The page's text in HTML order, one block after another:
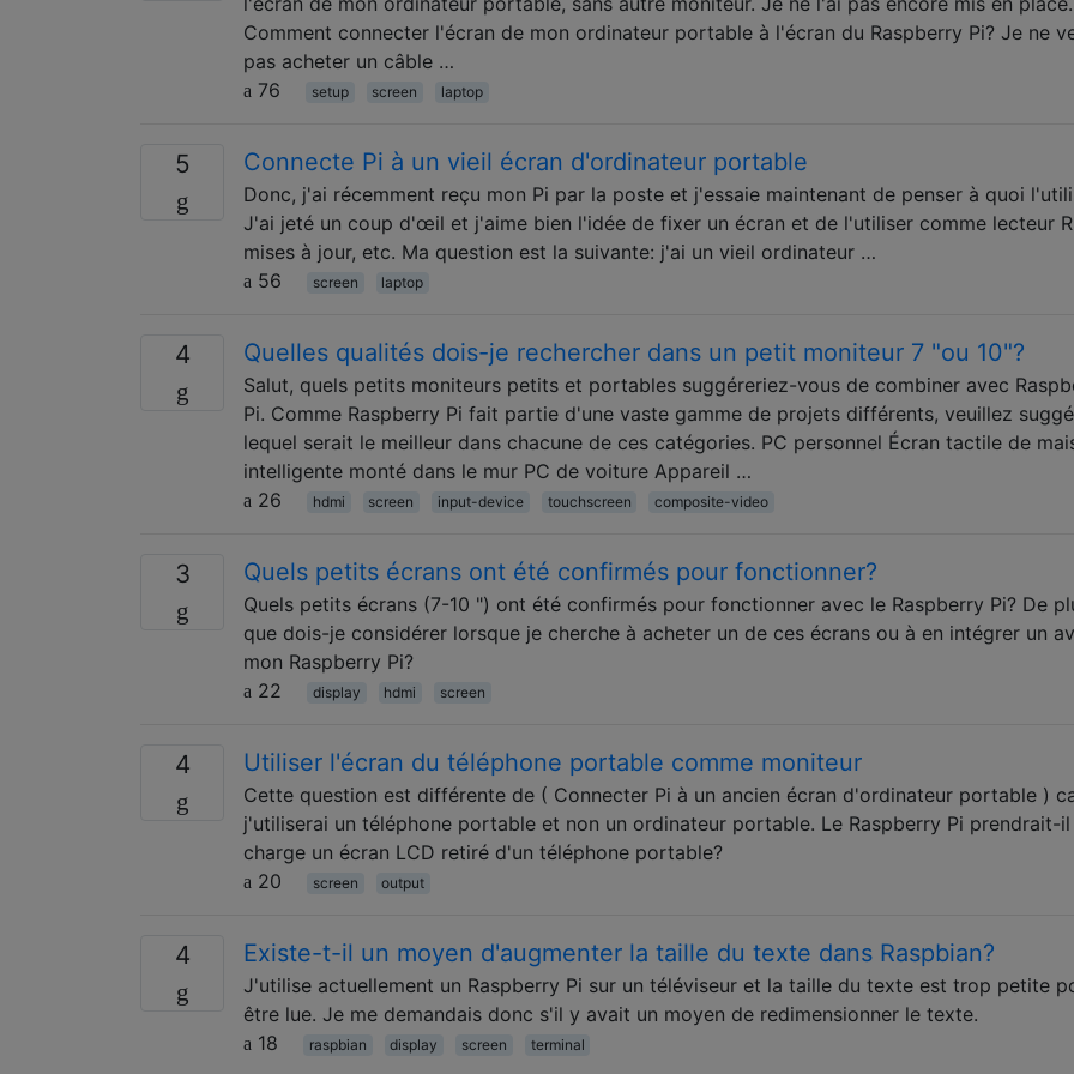
Comment connecter l'écran de mon ordinateur portable à l'écran du Raspberry Pi? Je ne
pas acheter un câble …
76
setup screen laptop
5 Connecte Pi à un vieil écran d'ordinateur portable
Donc, j'ai récemment reçu mon Pi par la poste et j'essaie maintenant de penser à quoi
J'ai jeté un coup d'œil et j'aime bien l'idée de fixer un écran et de l'utiliser comme lecteur
mises à jour, etc. Ma question est la suivante: j'ai un vieil ordinateur …
56
screen laptop
4 Quelles qualités dois-je rechercher dans un petit moniteur 7 "ou 10"?
Salut, quels petits moniteurs petits et portables suggéreriez-vous de combiner avec
Pi. Comme Raspberry Pi fait partie d'une vaste gamme de projets différents, veuillez
lequel serait le meilleur dans chacune de ces catégories. PC personnel Écran tactile de
intelligente monté dans le mur PC de voiture Appareil …
26
hdmi screen input-device touchscreen composite-video
3 Quels petits écrans ont été confirmés pour fonctionner?
Quels petits écrans (7-10 ") ont été confirmés pour fonctionner avec le Raspberry Pi? De
que dois-je considérer lorsque je cherche à acheter un de ces écrans ou à en intégrer un
mon Raspberry Pi?
22
display hdmi screen
4 Utiliser l'écran du téléphone portable comme moniteur
Cette question est différente de ( Connecter Pi à un ancien écran d'ordinateur portable )
j'utiliserai un téléphone portable et non un ordinateur portable. Le Raspberry Pi prendrait-il
charge un écran LCD retiré d'un téléphone portable?
20
screen output
4 Existe-t-il un moyen d'augmenter la taille du texte dans Raspbian?
J'utilise actuellement un Raspberry Pi sur un téléviseur et la taille du texte est trop petite
être lue. Je me demandais donc s'il y avait un moyen de redimensionner le texte.
18
raspbian display screen terminal